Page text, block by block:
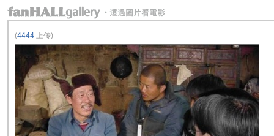
(4444 上传)